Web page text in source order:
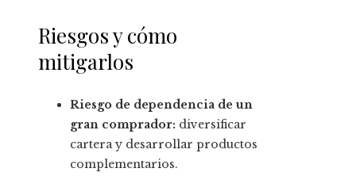
Riesgos y cómo
mitigarlos
Riesgo de dependencia de un
gran comprador: diversificar
cartera y desarrollar productos
complementarios.